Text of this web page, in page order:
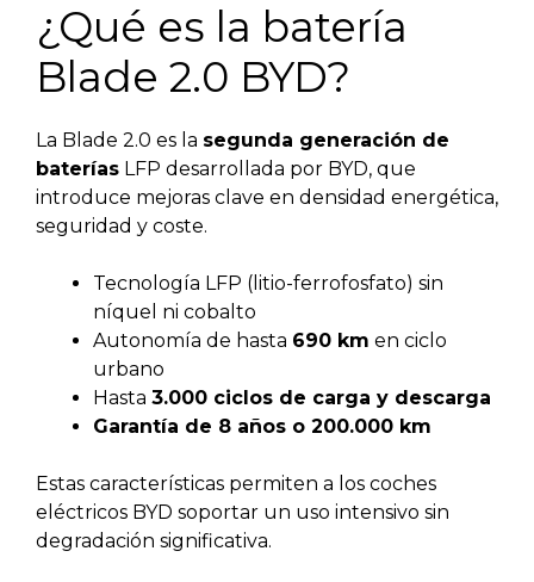
¿Qué es la batería
Blade 2.0 BYD?
La Blade 2.0 es la segunda generación de
baterías LFP desarrollada por BYD, que
introduce mejoras clave en densidad energética,
seguridad y coste.
Tecnología LFP (litio-ferrofosfato) sin
níquel ni cobalto
Autonomía de hasta 690 km en ciclo
urbano
Hasta 3.000 ciclos de carga y descarga
Garantía de 8 años o 200.000 km
Estas características permiten a los coches
eléctricos BYD soportar un uso intensivo sin
degradación significativa.